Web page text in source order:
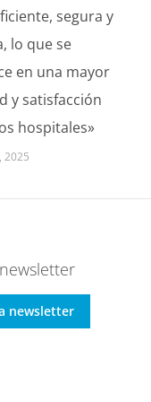
segura y
lo que se
en una mayor
y satisfacción
hospitales»
2025
newsletter